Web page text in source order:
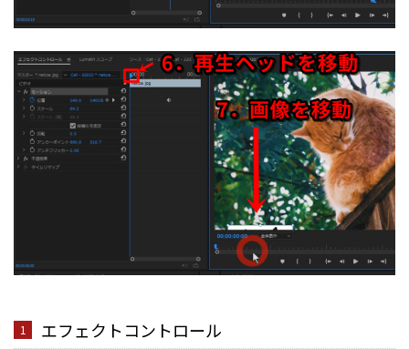
エフェクトコントロール